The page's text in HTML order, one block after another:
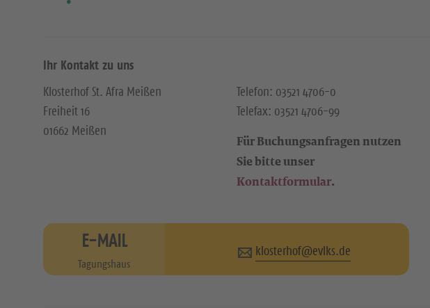
Ihr Kontakt zu uns
Klosterhof St. Afra Meißen
Freiheit 16
01662 Meißen
Telefon: 03521 4706-0
Telefax: 03521 4706-99
Für Buchungsanfragen nutzen
Sie bitte unser
Kontaktformular.
E-MAIL
Tagungshaus
klosterhof@evlks.de